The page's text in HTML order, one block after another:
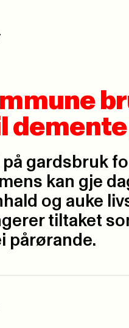
gardsbruk
kan gje
og auke
tiltaket
pårørande.